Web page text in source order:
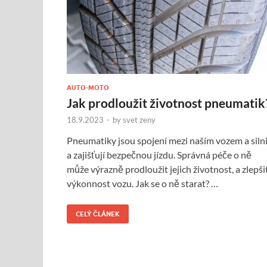
AUTO-MOTO
Jak prodloužit životnost
18.9.2023 - bysvet zeny
Pneumatiky jsou spojení mezi naším vozem a
a zajišťují bezpečnou jízdu. Správná péče o ně
může výrazně prodloužit jejich životnost, a
výkonnost vozu. Jak se o ně starat? …
CELÝ ČLÁNEK